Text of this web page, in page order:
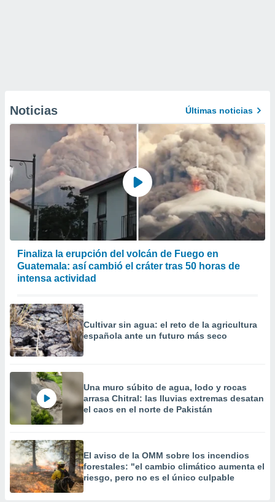
Noticias Últimas noticias
Finaliza la erupción del volcán de Fuego en
Guatemala: así cambió el cráter tras 50 horas de
intensa actividad
Cultivar sin agua: el reto de la agricultura
española ante un futuro más seco
Una muro súbito de agua, lodo y rocas
arrasa Chitral: las lluvias extremas desatan
el caos en el norte de Pakistán
El aviso de la OMM sobre los incendios
forestales: "el cambio climático aumenta el
riesgo, pero no es el único culpable